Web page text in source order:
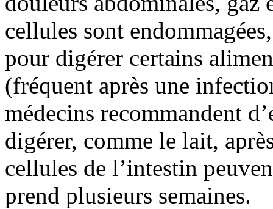
cellules sont
pour digérer certains
(fréquent après une
médecins recommandent
digérer, comme le lait,
cellules de l’intestin
prend plusieurs semaines.